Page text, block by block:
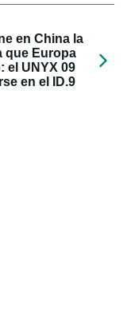
en China la
que Europa
el UNYX 09
en el ID.9